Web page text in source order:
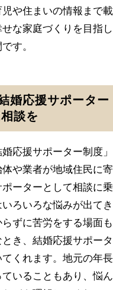
や住まいの情報まで
な家庭づくりを目指
す。
婚応援サポーター
談を
応援サポーター制度
や業者が地域住民に
ーターとして相談に
ろいろな悩みが出て
ずに苦労をする場面
とき、結婚応援サポー
くれます。地元の年
いることもあり、悩